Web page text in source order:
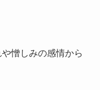
や憎しみの感情から